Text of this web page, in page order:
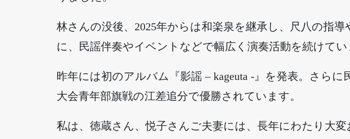
林さんの没後、2025年からは和楽泉を継承し、尺八の指
に、民謡伴奏やイベントなどで幅広く演奏活動を続けてい
昨年には初のアルバム『影謡 – kageuta -』を発表。さら
大会青年部旗戦の江差追分で優勝されています。
私は、徳蔵さん、悦子さんご夫妻には、長年にわたり大